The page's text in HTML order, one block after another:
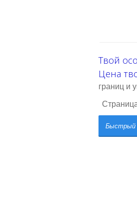
Твой
Цена
границ и